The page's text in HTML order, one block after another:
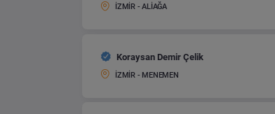
İZMİR - ALİAĞA
Koraysan Demir Çelik
İZMİR - MENEMEN